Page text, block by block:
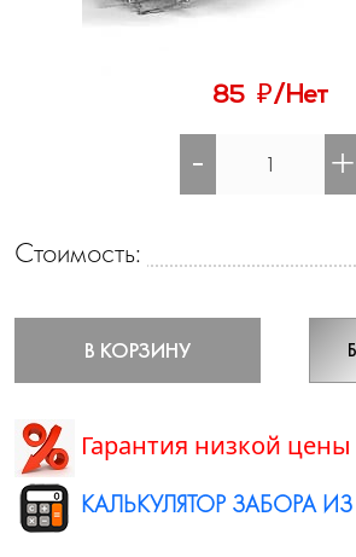
85 ₽/Нет
- +
Стоимость:
В КОРЗИНУ
Гарантия низкой цены
КАЛЬКУЛЯТОР ЗАБОРА